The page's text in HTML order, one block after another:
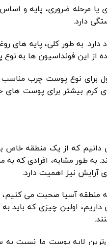
مرحله ضروری، پایه و
دارد.
دارد. به طور کلی، پایه های
از این فونداسیون ها به
برای نوع پوست چرب
کرم بیشتر برای پوست
که از یک منطقه خاص
طور مشابه، افرادی که به
آرایش نیز اهمیت دارد.
به منطقه آسیا صحبت می
اولین چیزی که باید
لایه پوست ما نسبت به